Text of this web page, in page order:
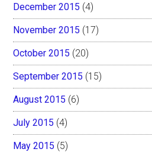
December 2015 (4)
November 2015 (17)
October 2015 (20)
September 2015 (15)
August 2015 (6)
July 2015 (4)
May 2015 (5)